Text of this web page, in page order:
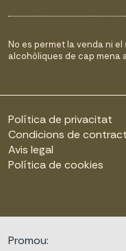
No es permet la venda ni
alcohòliques de cap mena
Política de privacitat
Condicions de
Avis legal
Política de cookies
Promou: